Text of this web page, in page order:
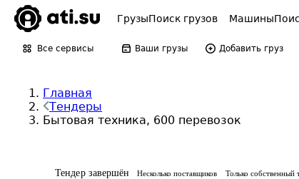
ГрузыПоиск грузов Машины
Все сервисы Ваши грузы Добавить груз
Главная
Тендеры
Бытовая техника, 600 перевозок
Тендер завершён Несколько поставщиков Только собственный